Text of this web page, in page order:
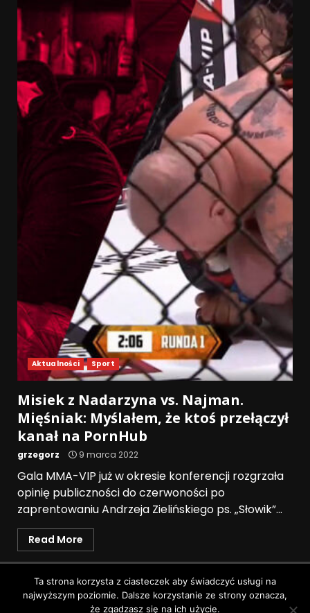
Aktualności Sport
Misiek z Nadarzyna vs. Najman.
Mięśniak: Myślałem, że ktoś przełączył
kanał na PornHub
grzegorz 9 marca 2022
Gala MMA-VIP już w okresie konferencji rozgrzała
opinię publiczności do czerwoności po
zaprentowaniu Andrzeja Zielińskiego ps. „Słowik”...
Read More
Polityka prywatności
Wszystkie prawa zastrzeżone © Pruszków News
Ta strona korzysta z ciasteczek aby świadczyć usługi na
najwyższym poziomie. Dalsze korzystanie ze strony oznacza,
że zgadzasz się na ich użycie.